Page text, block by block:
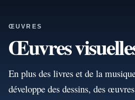
ŒUVRES
Œuvres
En plus des livres et de la
développe des dessins, des